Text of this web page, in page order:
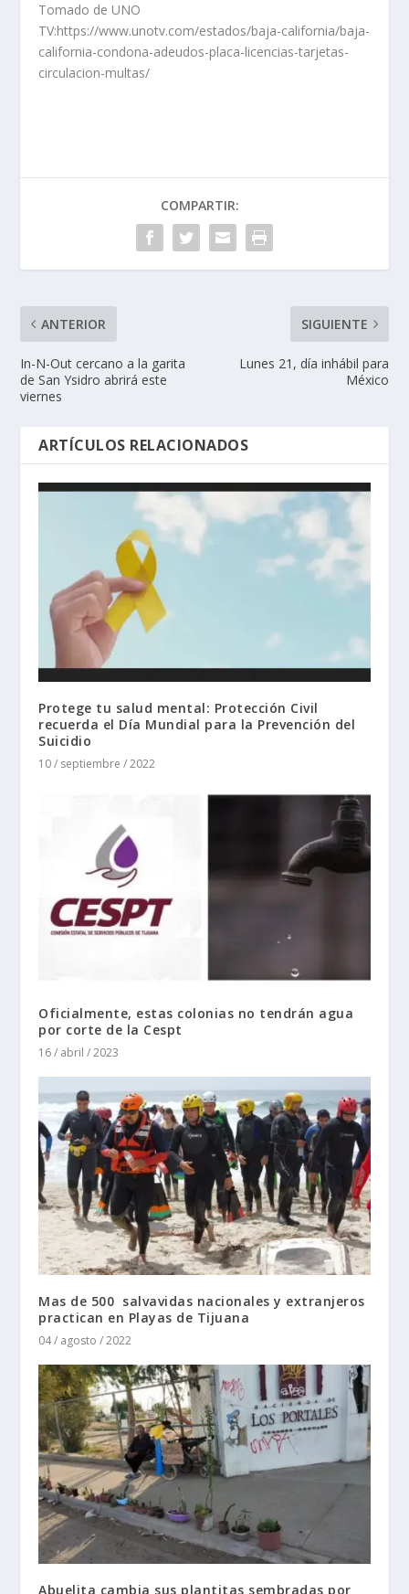
Tomado de UNO
TV:https://www.unotv.com/estados/baja-california/baja-
california-condona-adeudos-placa-licencias-tarjetas-
circulacion-multas/
COMPARTIR:
ANTERIOR
In-N-Out cercano a la garita
de San Ysidro abrirá este
viernes
SIGUIENTE
Lunes 21, día inhábil para
México
ARTÍCULOS RELACIONADOS
Protege tu salud mental: Protección Civil
recuerda el Día Mundial para la Prevención del
Suicidio
10 / septiembre / 2022
Oficialmente, estas colonias no tendrán agua
por corte de la Cespt
16 / abril / 2023
Mas de 500 salvavidas nacionales y extranjeros
practican en Playas de Tijuana
04 / agosto / 2022
Abuelita cambia sus plantitas sembradas por